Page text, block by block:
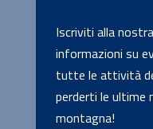
Iscriviti alla
informazioni su
tutte le attività
perderti le ultime
montagna!